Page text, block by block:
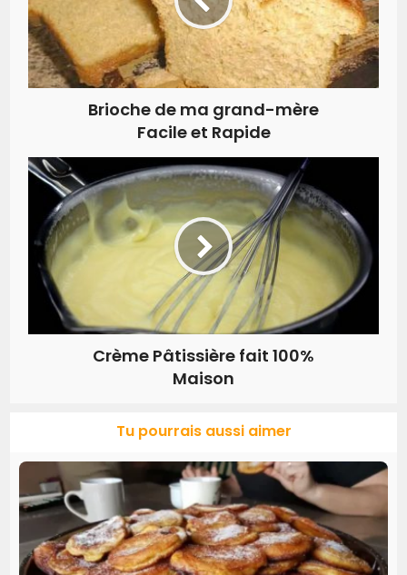
Brioche de ma grand-mère
Facile et Rapide
Crème Pâtissière fait 100%
Maison
Tu pourrais aussi aimer